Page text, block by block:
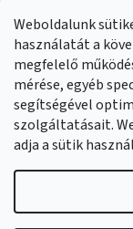
Weboldalunk
használatát a
megfelelő
mérése, egyéb
segítségével
szolgáltatásait.
adja a sütik
Facebook
Eredményeink